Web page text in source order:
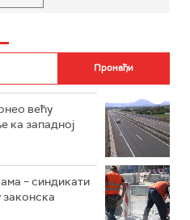
већу
ка западној
– синдикати